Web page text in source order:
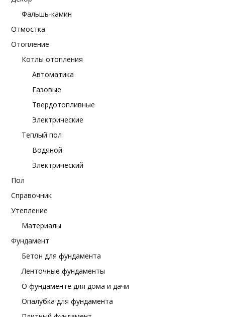
Фальшь-камин
Отмостка
Отопление
Котлы отопления
Автоматика
Газовые
Твердотопливные
Электрические
Теплый пол
Водяной
Электрический
Пол
Справочник
Утепление
Материалы
Фундамент
Бетон для фундамента
Ленточные фундаменты
О фундаменте для дома и дачи
Опалубка для фундамента